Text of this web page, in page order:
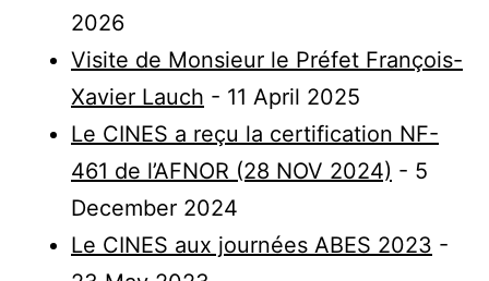
2026
Visite de Monsieur le Préfet François-
Xavier Lauch - 11 April 2025
Le CINES a reçu la certification NF-
461 de l’AFNOR (28 NOV 2024) - 5
December 2024
Le CINES aux journées ABES 2023 -